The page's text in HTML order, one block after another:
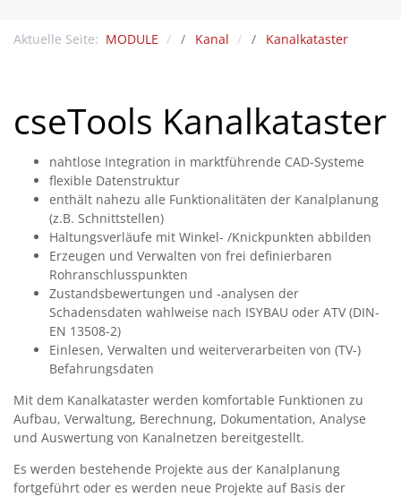
Aktuelle Seite: MODULE Kanal Kanalkataster
cseTools Kanalkataster
nahtlose Integration in marktführende CAD-Systeme
flexible Datenstruktur
enthält nahezu alle Funktionalitäten der Kanalplanung
(z.B. Schnittstellen)
Haltungsverläufe mit Winkel- /Knickpunkten abbilden
Erzeugen und Verwalten von frei definierbaren
Rohranschlusspunkten
Zustandsbewertungen und -analysen der
Schadensdaten wahlweise nach ISYBAU oder ATV (DIN-
EN 13508-2)
Einlesen, Verwalten und weiterverarbeiten von (TV-)
Befahrungsdaten
Mit dem Kanalkataster werden komfortable Funktionen zu
Aufbau, Verwaltung, Berechnung, Dokumentation, Analyse
und Auswertung von Kanalnetzen bereitgestellt.
Es werden bestehende Projekte aus der Kanalplanung
fortgeführt oder es werden neue Projekte auf Basis der